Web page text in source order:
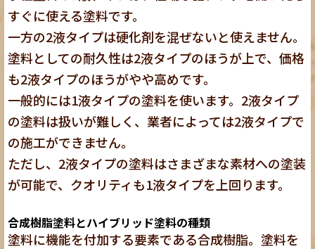
すぐに使える塗料です。
一方の2液タイプは硬化剤を混ぜないと使えません。
塗料としての耐久性は2液タイプのほうが上で、価格
も2液タイプのほうがやや高めです。
一般的には1液タイプの塗料を使います。2液タイプ
の塗料は扱いが難しく、業者によっては2液タイプで
の施工ができません。
ただし、2液タイプの塗料はさまざまな素材への塗装
が可能で、クオリティも1液タイプを上回ります。
合成樹脂塗料とハイブリッド塗料の種類
塗料に機能を付加する要素である合成樹脂。塗料を